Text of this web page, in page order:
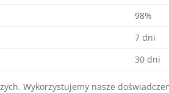
98%
7 dni
30 dni
Wykorzystujemy nasze